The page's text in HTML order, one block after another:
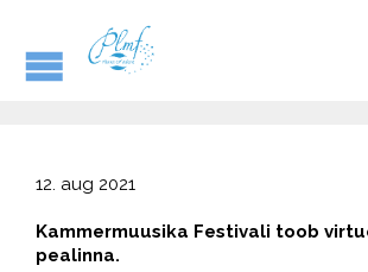
12. aug 2021
Kammermuusika Festivali toob
pealinna.